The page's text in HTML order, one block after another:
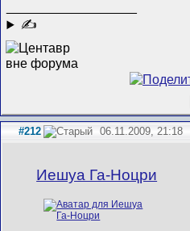
✍
#212 06.11.2009, 21:18
Иешуа Га-Ноцри